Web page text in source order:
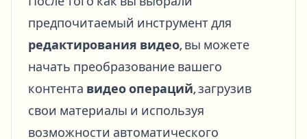
предпочитаемый инструмент для
редактирования видео, вы можете
начать преобразование вашего
контента видео операций, загрузив
свои материалы и используя
возможности автоматического